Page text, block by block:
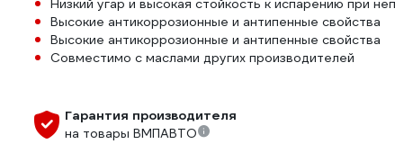
Низкий угар и высокая стойкость к испарению при
Высокие антикоррозионные и антипенные свойства
Высокие антикоррозионные и антипенные свойства
Совместимо с маслами других производителей
Гарантия производителя
на товары ВМПАВТО